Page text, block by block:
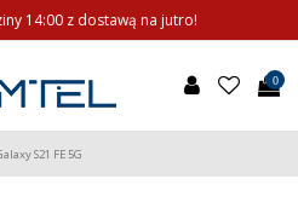
14:00 z dostawą na jutro!
0
S21 FE 5G